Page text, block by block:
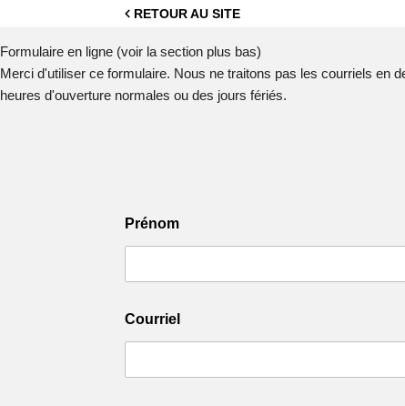
RETOUR AU SITE
Formulaire en ligne (voir la section plus bas)
Merci d'utiliser ce formulaire. Nous ne traitons pas les courriels en
heures d'ouverture normales ou des jours fériés.
Prénom
Courriel